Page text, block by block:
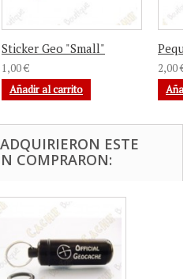
Sticker Geo "Small"
1,00 €
Añadir al carrito
2,00 €
ESTE
COMPRARON: